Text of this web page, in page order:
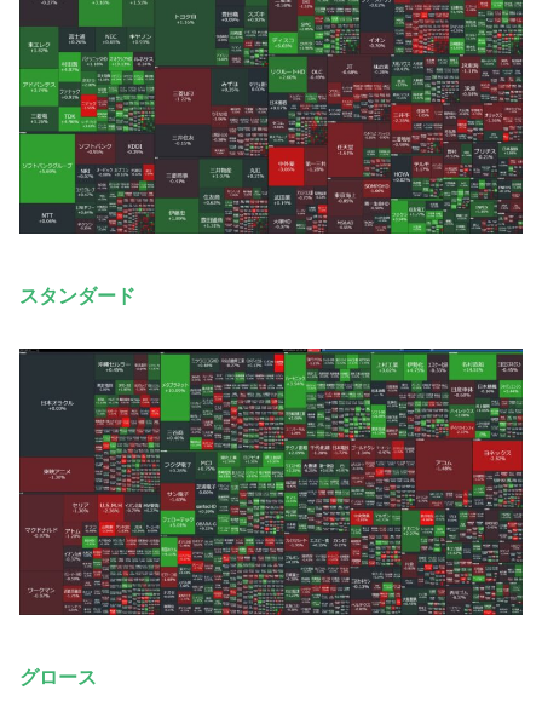
スタンダード
グロース